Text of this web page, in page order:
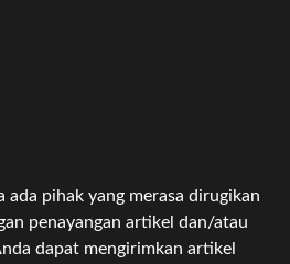
ada pihak yang merasa dirugikan
penayangan artikel dan/atau
dapat mengirimkan artikel